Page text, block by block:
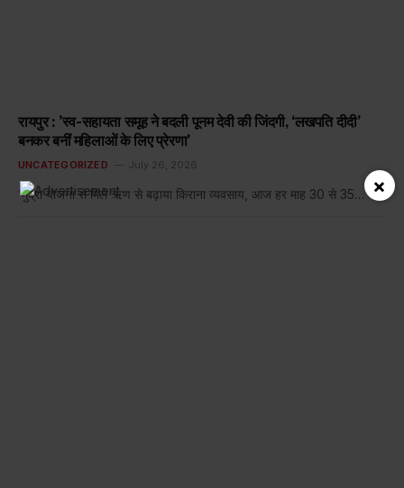
रायपुर : ’स्व-सहायता समूह ने बदली पूनम देवी की जिंदगी, ‘लखपति दीदी’
बनकर बनीं महिलाओं के लिए प्रेरणा’
UNCATEGORIZED July 26, 2026
’मुद्रा योजना से मिले ऋण से बढ़ाया किराना व्यवसाय, आज हर माह 30 से 35… ×